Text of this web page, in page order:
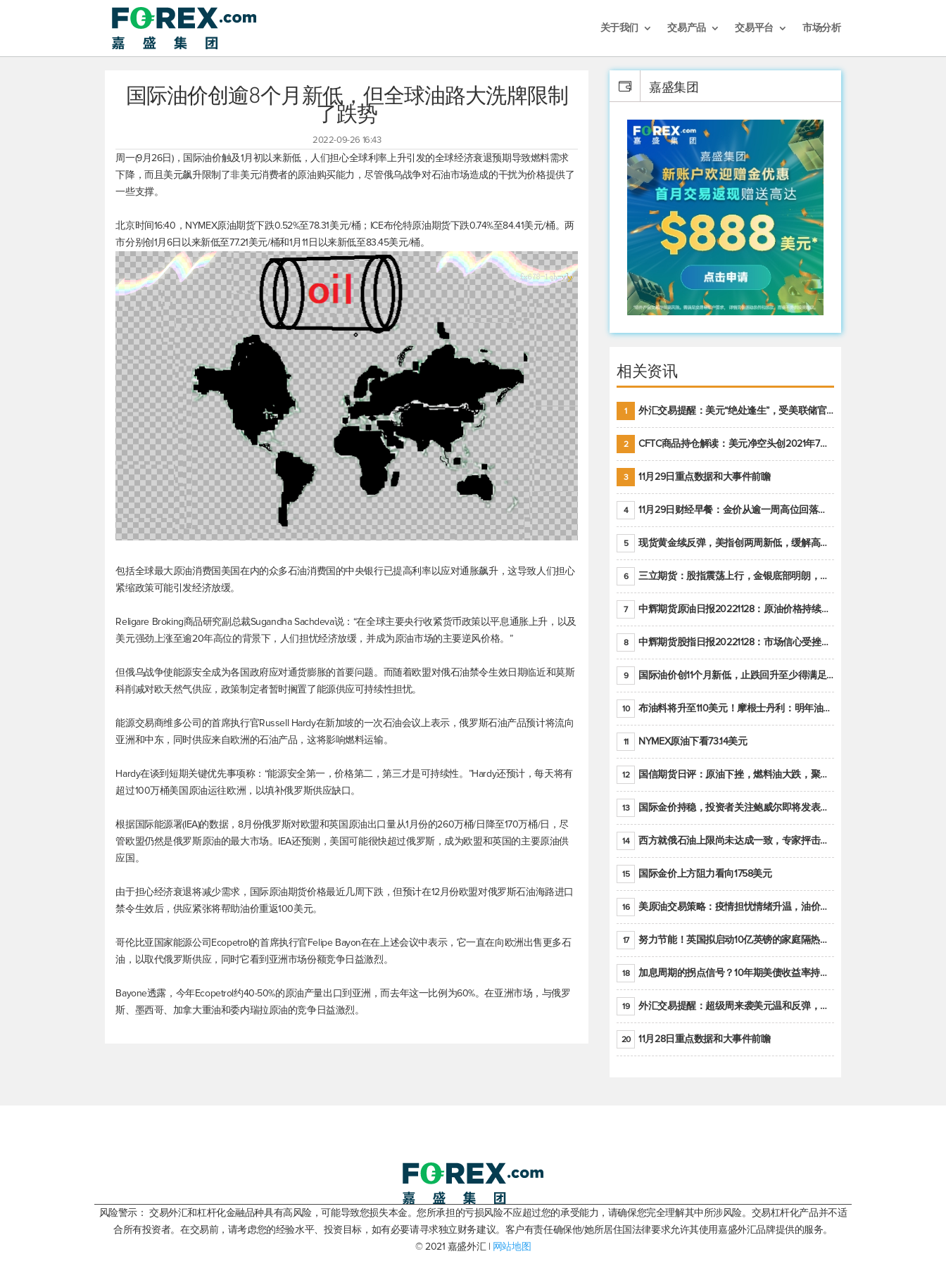
关于我们 交易产品 交易平台 市场分析
国际油价创逾8个月新低，但全球油路大洗牌限制
了跌势
2022-09-26 16:43
周一(9月26日)，国际油价触及1月初以来新低，人们担心全球利率上升引发的全球经济衰退预期导致燃料需求
下降，而且美元飙升限制了非美元消费者的原油购买能力，尽管俄乌战争对石油市场造成的干扰为价格提供了
一些支撑。
北京时间16:40，NYMEX原油期货下跌0.52%至78.31美元/桶；ICE布伦特原油期货下跌0.74%至84.41美元/桶。两
市分别创1月6日以来新低至77.21美元/桶和1月11日以来新低至83.45美元/桶。
包括全球最大原油消费国美国在内的众多石油消费国的中央银行已提高利率以应对通胀飙升，这导致人们担心
紧缩政策可能引发经济放缓。
Religare Broking商品研究副总裁Sugandha Sachdeva说：“在全球主要央行收紧货币政策以平息通胀上升，以及
美元强劲上涨至逾20年高位的背景下，人们担忧经济放缓，并成为原油市场的主要逆风价格。”
但俄乌战争使能源安全成为各国政府应对通货膨胀的首要问题。而随着欧盟对俄石油禁令生效日期临近和莫斯
科削减对欧天然气供应，政策制定者暂时搁置了能源供应可持续性担忧。
能源交易商维多公司的首席执行官Russell Hardy在新加坡的一次石油会议上表示，俄罗斯石油产品预计将流向
亚洲和中东，同时供应来自欧洲的石油产品，这将影响燃料运输。
Hardy在谈到短期关键优先事项称：“能源安全第一，价格第二，第三才是可持续性。”Hardy还预计，每天将有
超过100万桶美国原油运往欧洲，以填补俄罗斯供应缺口。
根据国际能源署(IEA)的数据，8月份俄罗斯对欧盟和英国原油出口量从1月份的260万桶/日降至170万桶/日，尽
管欧盟仍然是俄罗斯原油的最大市场。IEA还预测，美国可能很快超过俄罗斯，成为欧盟和英国的主要原油供
应国。
由于担心经济衰退将减少需求，国际原油期货价格最近几周下跌，但预计在12月份欧盟对俄罗斯石油海路进口
禁令生效后，供应紧张将帮助油价重返100美元。
哥伦比亚国家能源公司Ecopetrol的首席执行官Felipe Bayon在在上述会议中表示，它一直在向欧洲出售更多石
油，以取代俄罗斯供应，同时它看到亚洲市场份额竞争日益激烈。
Bayonе透露，今年Ecopetrol约40-50%的原油产量出口到亚洲，而去年这一比例为60%。在亚洲市场，与俄罗
斯、墨西哥、加拿大重油和委内瑞拉原油的竞争日益激烈。
嘉盛集团
相关资讯
1 外汇交易提醒：美元“绝处逢生”，受美联储官员鹰派讲话支撑
2 CFTC商品持仓解读：美元净空头创2021年7月以来最大，黄金期货投机性净多头头寸减少
3 11月29日重点数据和大事件前瞻
4 11月29日财经早餐：金价从逾一周高位回落，美联储官员重申鹰派立场推动美元回升
5 现货黄金续反弹，美指创两周新低，缓解高通胀美国须治本
6 三立期货：股指震荡上行，金银底部明朗，原油偏弱走势(20221128收评)
7 中辉期货原油日报20221128：原油价格持续下降，市场关注OPEC+新一轮产能政策
8 中辉期货股指日报20221128：市场信心受挫，股指全线回调
9 国际油价创11个月新低，止跌回升至少得满足二大条件之一
10 布油料将升至110美元！摩根士丹利：明年油市面临七大不确定性
11 NYMEX原油下看73.14美元
12 国信期货日评：原油下挫，燃料油大跌，聚烯烃谨慎回调
13 国际金价持稳，投资者关注鲍威尔即将发表的讲话
14 西方就俄石油上限尚未达成一致，专家抨击限价是无用功
15 国际金价上方阻力看向1758美元
16 美原油交易策略：疫情担忧情绪升温，油价跌创年内新低
17 努力节能！英国拟启动10亿英镑的家庭隔热工程 减少能源消耗
18 加息周期的拐点信号？10年期美债收益率持续低于联邦基金利率目标区间
19 外汇交易提醒：超级周来袭美元温和反弹，警惕筑底可能性
20 11月28日重点数据和大事件前瞻
风险警示： 交易外汇和杠杆化金融品种具有高风险，可能导致您损失本金。您所承担的亏损风险不应超过您的承受能力，请确保您完全理解其中所涉风险。交易杠杆化产品并不适
合所有投资者。在交易前，请考虑您的经验水平、投资目标，如有必要请寻求独立财务建议。客户有责任确保他/她所居住国法律要求允许其使用嘉盛外汇品牌提供的服务。
© 2021 嘉盛外汇 | 网站地图